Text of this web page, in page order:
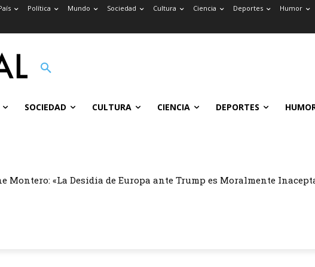
Política Mundo Sociedad Cultura Ciencia Deportes Humor
SOCIEDAD CULTURA CIENCIA DEPORTES
Montero: «La Desidia de Europa ante Trump es Moralmente